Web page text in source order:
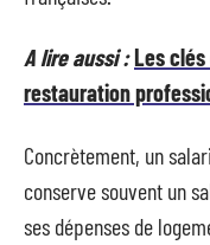
A lire aussi :Les
restauration
Concrètement, un
conserve souvent un
ses dépenses de